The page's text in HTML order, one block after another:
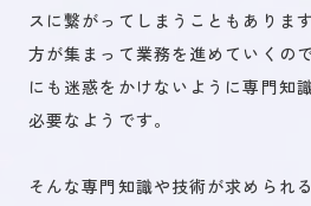
スに繋がってしまうこともありま
方が集まって業務を進めていくの
にも迷惑をかけないように専門知
必要なようです。
そんな専門知識や技術が求められ